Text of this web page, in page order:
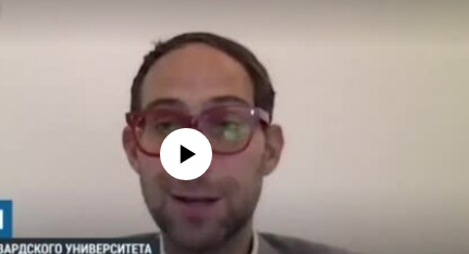
No media source currently available